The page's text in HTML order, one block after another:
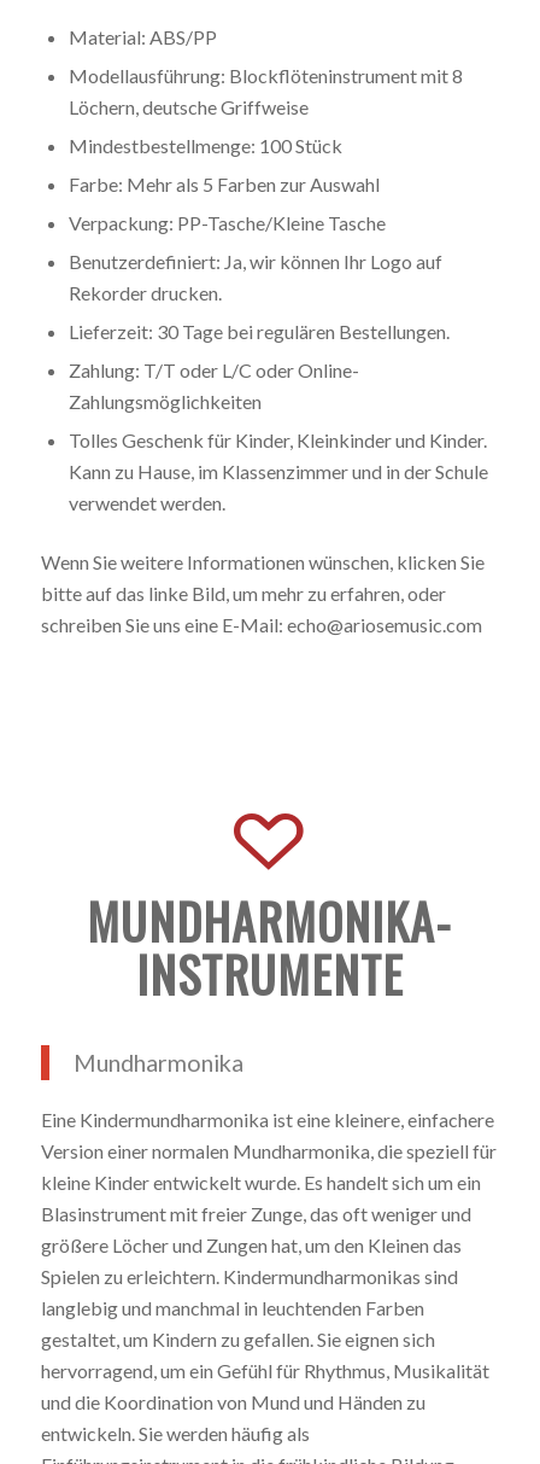
Material: ABS/PP
Modellausführung: Blockflöteninstrument mit 8
Löchern, deutsche Griffweise
Mindestbestellmenge: 100 Stück
Farbe: Mehr als 5 Farben zur Auswahl
Verpackung: PP-Tasche/Kleine Tasche
Benutzerdefiniert: Ja, wir können Ihr Logo auf
Rekorder drucken.
Lieferzeit: 30 Tage bei regulären Bestellungen.
Zahlung: T/T oder L/C oder Online-
Zahlungsmöglichkeiten
Tolles Geschenk für Kinder, Kleinkinder und Kinder.
Kann zu Hause, im Klassenzimmer und in der Schule
verwendet werden.
Wenn Sie weitere Informationen wünschen, klicken Sie
bitte auf das linke Bild, um mehr zu erfahren, oder
schreiben Sie uns eine E-Mail: echo@ariosemusic.com
MUNDHARMONIKA-
INSTRUMENTE
Mundharmonika
Eine Kindermundharmonika ist eine kleinere, einfachere
Version einer normalen Mundharmonika, die speziell für
kleine Kinder entwickelt wurde. Es handelt sich um ein
Blasinstrument mit freier Zunge, das oft weniger und
größere Löcher und Zungen hat, um den Kleinen das
Spielen zu erleichtern. Kindermundharmonikas sind
langlebig und manchmal in leuchtenden Farben
gestaltet, um Kindern zu gefallen. Sie eignen sich
hervorragend, um ein Gefühl für Rhythmus, Musikalität
und die Koordination von Mund und Händen zu
entwickeln. Sie werden häufig als